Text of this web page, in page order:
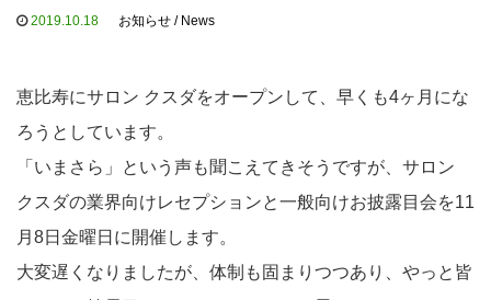
2019.10.18 お知らせ / News
恵比寿にサロン クスダをオープンして、早くも4ヶ月にな
ろうとしています。
「いまさら」という声も聞こえてきそうですが、サロン
クスダの業界向けレセプションと一般向けお披露目会を11
月8日金曜日に開催します。
大変遅くなりましたが、体制も固まりつつあり、やっと皆